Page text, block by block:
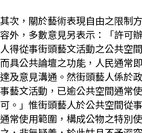
其次，關於藝術表現自由之限制
容外，多數意見另表示：「許可
人得從事街頭藝文活動之公共空
而具公共論壇之功能，人民通常
達及意見溝通。然街頭藝人係於
事藝文活動，已逾公共空間通常
可。」惟街頭藝人於公共空間從
通常使用範圍，構成公物之特別